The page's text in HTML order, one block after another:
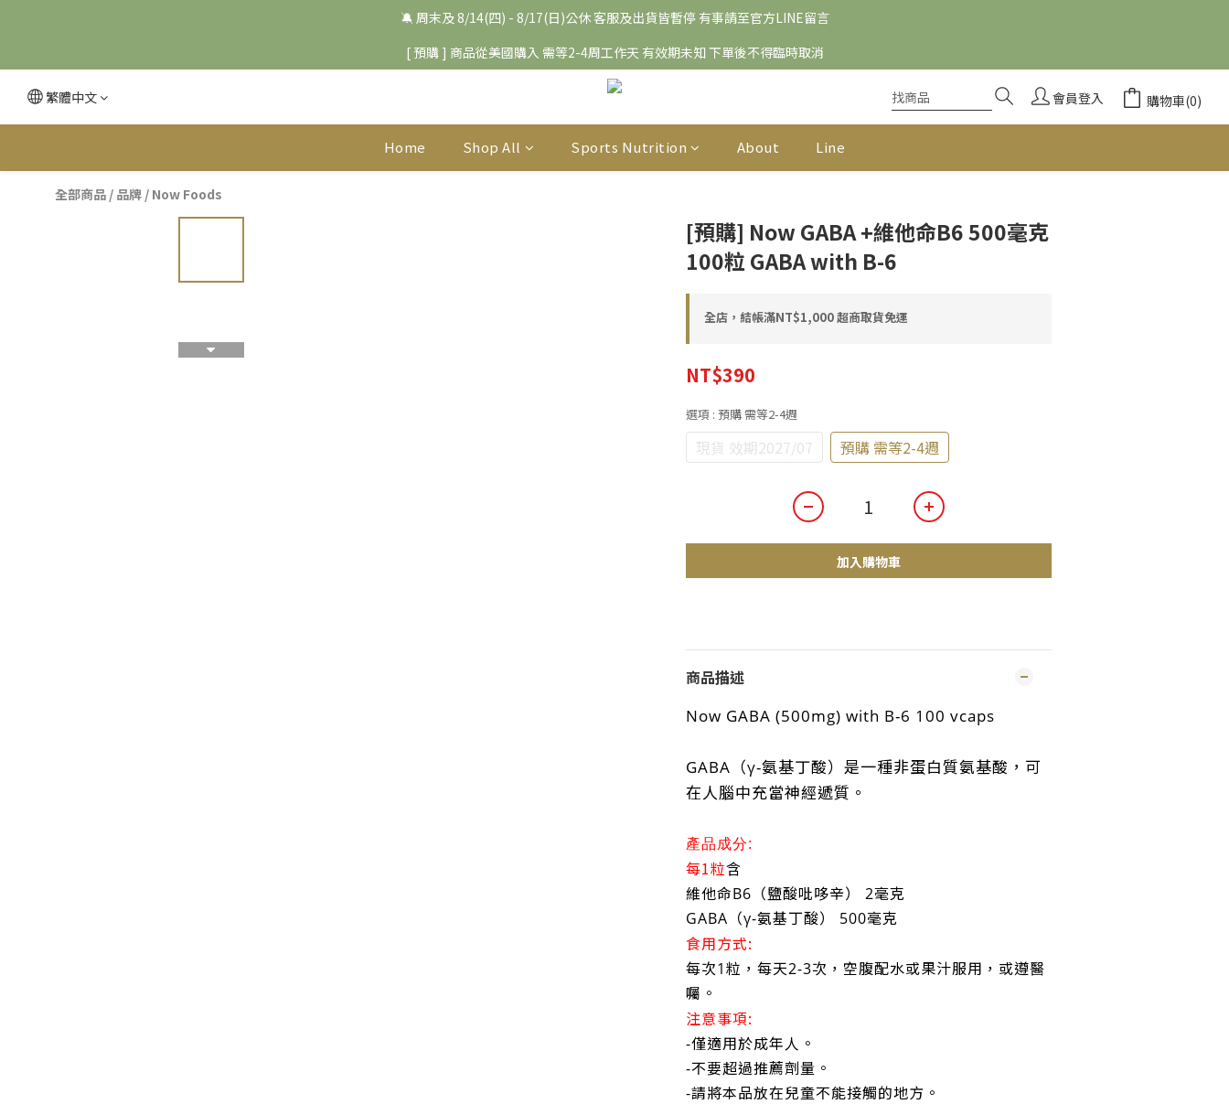
🔕 周末及 8/14(四) - 8/17(日)公休 客服及出貨皆暫停 有事請至官方LINE留言
[ 預購 ] 商品從美國購入 需等2-4周工作天 有效期未知 下單後不得臨時取消
繁體中文 會員登入 購物車(0)
Home Shop All Sports Nutrition About Line
全部商品 / 品牌 / Now Foods
[預購] Now GABA +維他命B6 500毫克
100粒 GABA with B-6
全店，結帳滿NT$1,000 超商取貨免運
NT$390
選項 : 預購 需等2-4週
現貨 效期2027/07 預購 需等2-4週
加入購物車
商品描述
Now GABA (500mg) with B-6 100 vcaps
GABA（γ-氨基丁酸）是一種非蛋白質氨基酸，可
在人腦中充當神經遞質。
產品成分:
每1粒含
維他命B6（鹽酸吡哆辛） 2毫克
GABA（γ-氨基丁酸） 500毫克
食用方式:
每次1粒，每天2-3次，空腹配水或果汁服用，或遵醫
囑。
注意事項:
-僅適用於成年人。
-不要超過推薦劑量。
-請將本品放在兒童不能接觸的地方。